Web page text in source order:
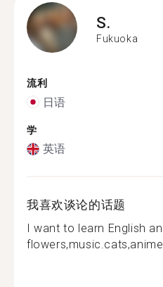
S.
Fukuoka
流利
日语
学
英语
我喜欢谈论的话题
I want to learn English